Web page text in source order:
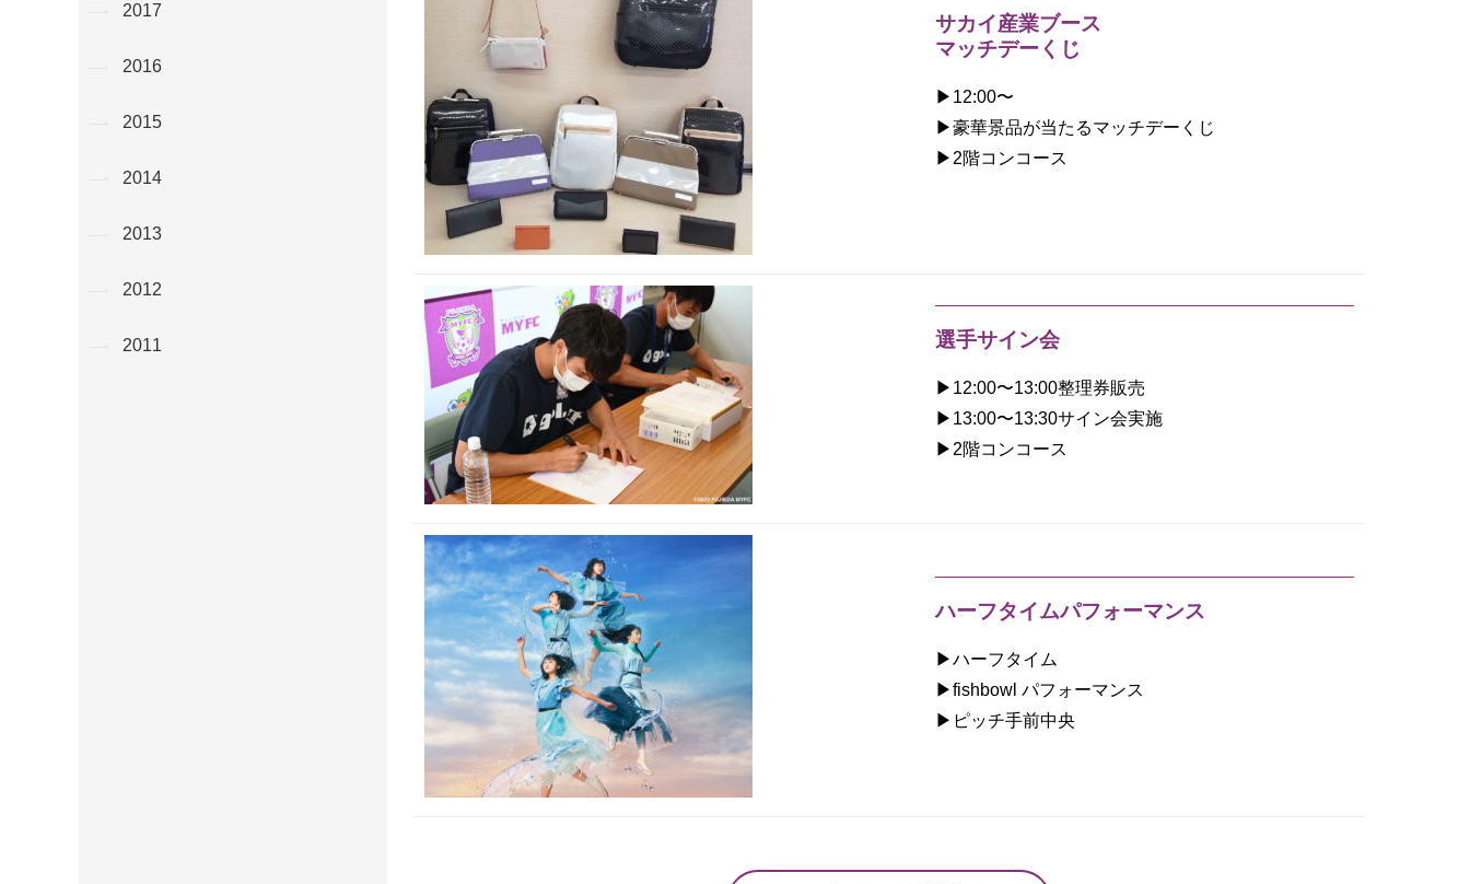
サカイ産業ブース
マッチデーくじ
▶︎12:00〜
▶︎豪華景品が当たるマッチデーくじ
▶︎2階コンコース
選手サイン会
▶︎12:00〜13:00整理券販売
▶︎13:00〜13:30サイン会実施
▶︎2階コンコース
ハーフタイムパフォーマンス
▶︎ハーフタイム
▶︎fishbowl パフォーマンス
▶︎ピッチ手前中央
2017
2016
2015
2014
2013
2012
2011